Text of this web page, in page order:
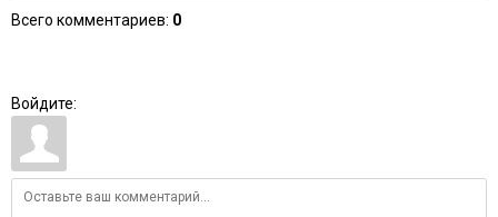
Всего комментариев: 0
Войдите: